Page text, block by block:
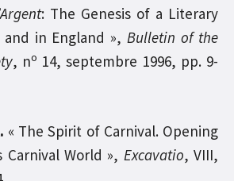
: The Genesis of a Literary
in England », Bulletin of the
, no 14, septembre 1996, pp. 9-
« The Spirit of Carnival. Opening
Carnival World », Excavatio, VIII,